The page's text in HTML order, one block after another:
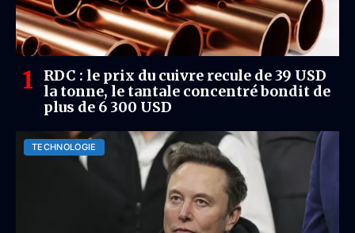
RDC : le prix du cuivre recule de 39 USD
la tonne, le tantale concentré bondit de
plus de 6 300 USD
TECHNOLOGIE